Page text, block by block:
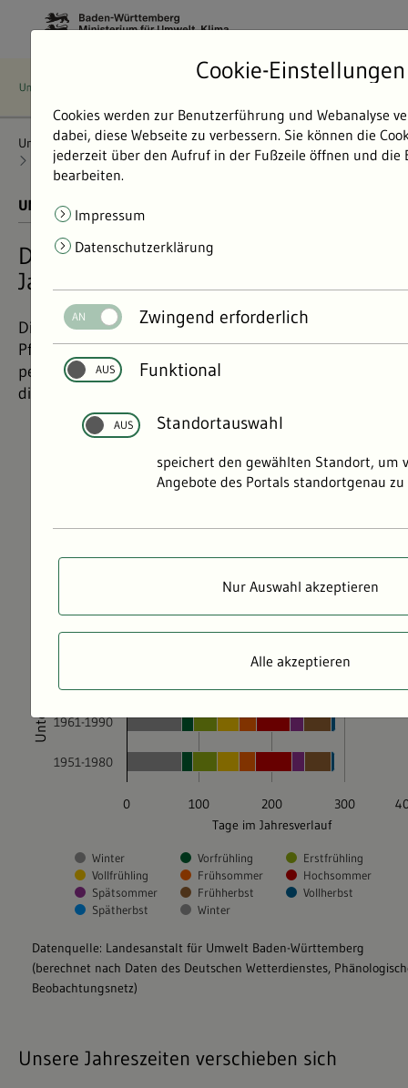
Umweltdaten Bericht: Umweltdaten 2024
Klima und Energie
Klimawandelfolgen
Klimawandel verändert Jahreszeiten
UMWELTDATEN BERICHT 2024
Der Klimawandel verändert unsere
Jahreszeiten
Die Winter werden kürzer und die Blühphasen von
Pflanzen immer länger – das ist nicht nur ein
persönliches Empfinden, sondern wird auch durch
die sogenannten phänologischen Phasen bestätigt.
Unsere Jahreszeiten verschieben sich
Cookie-Einstellungen
Cookies werden zur Benutzerführung und Webanalyse
dabei, diese Webseite zu verbessern. Sie können die
jederzeit über den Aufruf in der Fußzeile öffnen und die
bearbeiten.
Impressum
Datenschutzerklärung
Zwingend erforderlich
Funktional
Standortauswahl
speichert den gewählten Standort, um
Angebote des Portals standortgenau
Nur Auswahl akzeptieren
Alle akzeptieren